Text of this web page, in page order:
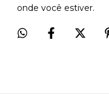
onde você estiver.